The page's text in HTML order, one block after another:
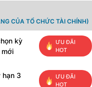
CỦA TỔ CHỨC TÀI CHÍNH)
kỳ
mới
ƯU ĐÃI
HOT
hạn 3
ƯU ĐÃI
HOT